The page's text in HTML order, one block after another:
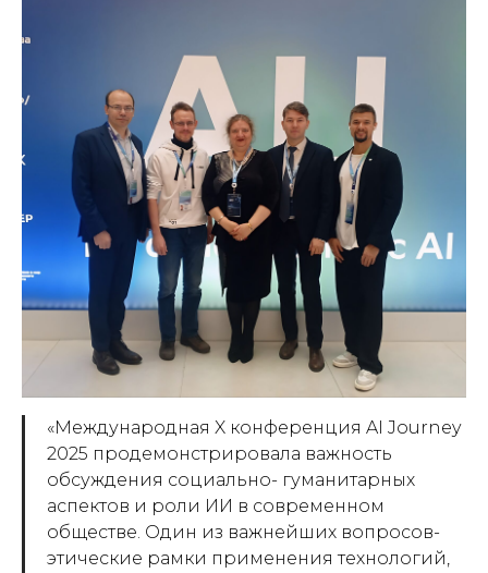
«Международная X конференция AI Journey
2025 продемонстрировала важность
обсуждения социально- гуманитарных
аспектов и роли ИИ в современном
обществе. Один из важнейших вопросов-
этические рамки применения технологий,